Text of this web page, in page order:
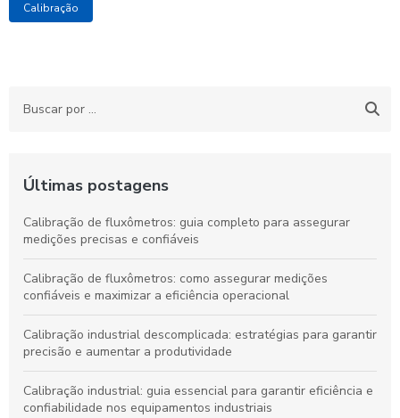
Calibração
Últimas postagens
Calibração de fluxômetros: guia completo para assegurar
medições precisas e confiáveis
Calibração de fluxômetros: como assegurar medições
confiáveis e maximizar a eficiência operacional
Calibração industrial descomplicada: estratégias para garantir
precisão e aumentar a produtividade
Calibração industrial: guia essencial para garantir eficiência e
confiabilidade nos equipamentos industriais